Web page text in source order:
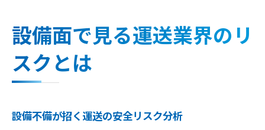
設備面で見る運送業界のリ
スクとは
設備不備が招く運送の安全リスク分析